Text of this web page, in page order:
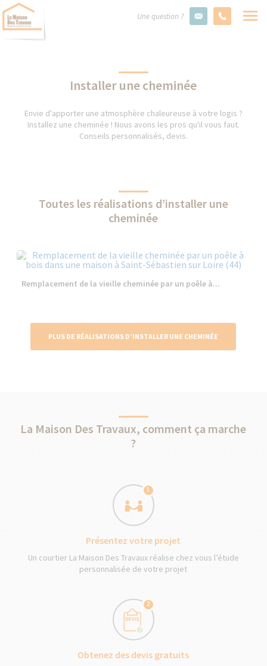
Une question ?
Installer une cheminée
Envie d'apporter une atmosphère chaleureuse à votre logis ?
Installez une cheminée ! Nous avons les pros qu'il vous faut.
Conseils personnalisés, devis.
Toutes les réalisations d’installer une
cheminée
Remplacement de la vieille cheminée par un poêle à...
PLUS DE RÉALISATIONS D’INSTALLER UNE CHEMINÉE
La Maison Des Travaux, comment ça marche
?
1
Présentez votre projet
Un courtier La Maison Des Travaux réalise chez vous l’étude
personnalisée de votre projet
2
Obtenez des devis gratuits